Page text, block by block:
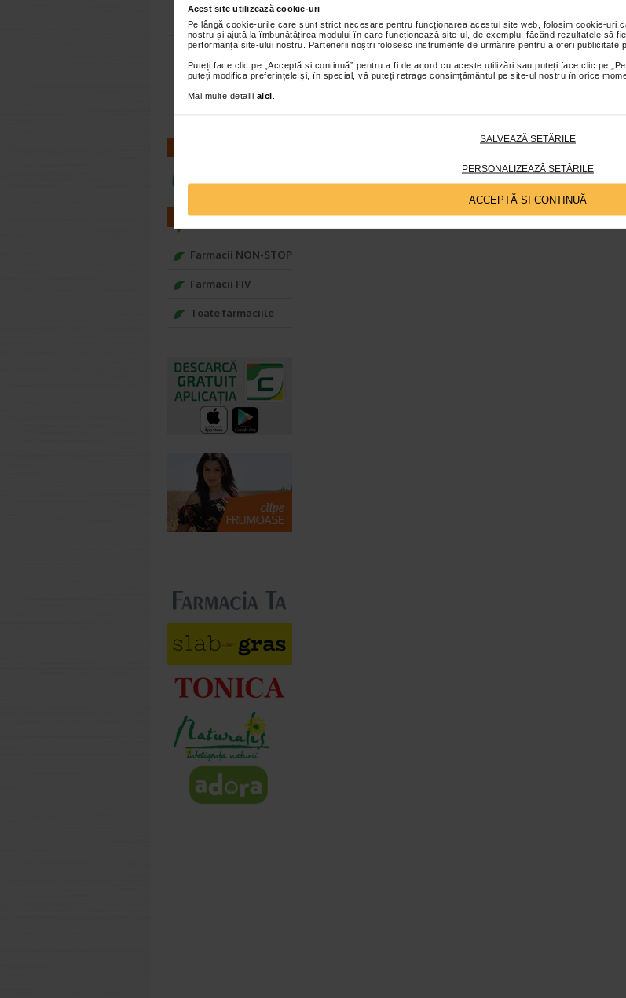
Acest site utilizează cookie-uri
Pe lângă cookie-urile care sunt strict necesare pentru funcționarea acestui site web, folosim cookie-uri
nostru și ajută la îmbunătățirea modului în care funcționează site-ul, de exemplu, făcând rezultatele să
performanța site-ului nostru. Partenerii noștri folosesc instrumente de urmărire pentru a oferi publicitate
Puteți face clic pe „Acceptă si continuă” pentru a fi de acord cu aceste utilizări sau puteți face clic pe
puteți modifica preferințele și, în special, vă puteți retrage consimțământul pe site-ul nostru în orice
Mai multe detalii aici
SALVEAZĂ SETĂRILE
PERSONALIZEAZĂ SETĂRILE
ACCEPTĂ SI CONTINUĂ
Ce Oftapic ti se
potriveste
Adora – Adorabili
din prima clipa
Seturi cadou
infoline@catena.ro
FARMACII
Farmacii NON-STOP
Farmacii FIV
Toate farmaciile